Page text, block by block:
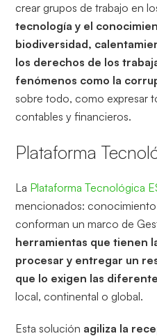
crear grupos de trabajo en
tecnología y el
biodiversidad,
los derechos de los
fenómenos como la
sobre todo, como expresar
contables y financieros.
Plataforma
La Plataforma Tecnológica
mencionados:
conforman un marco de
herramientas que tienen
procesar y entregar un
que lo exigen las
local, continental o global.
Esta solución agiliza la